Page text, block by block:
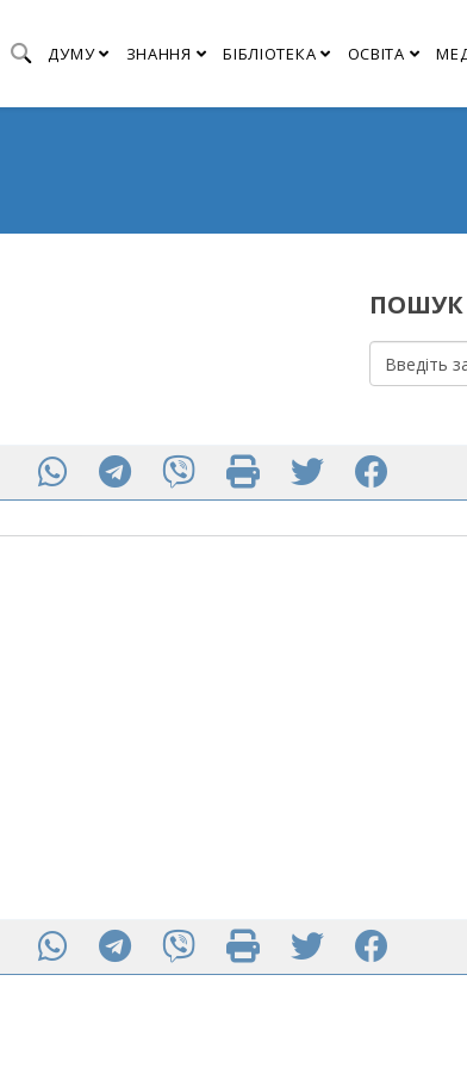
ДУМУ ЗНАННЯ БІБЛІОТЕКА ОСВІТА
ПОШУК